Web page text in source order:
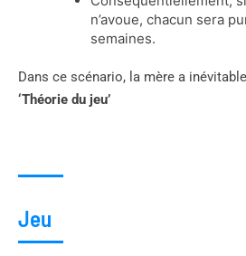
n’avoue, chacun sera
semaines.
Dans ce scénario, la mère a
‘Théorie du jeu’
Jeu